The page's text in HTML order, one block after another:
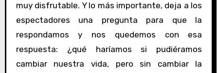
muy disfrutable. Y lo más importante, deja a los
espectadores una pregunta para que la
respondamos y nos quedemos con esa
respuesta: ¿qué haríamos si pudiéramos
cambiar nuestra vida, pero sin cambiar la